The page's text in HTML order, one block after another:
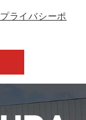
プライバシーポ